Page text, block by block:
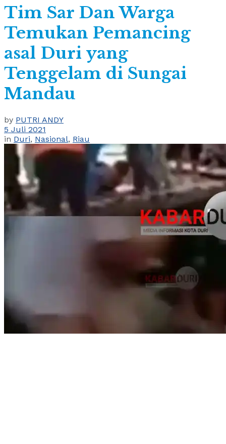
Tim Sar Dan Warga
Temukan Pemancing
asal Duri yang
Tenggelam di Sungai
Mandau
by PUTRI ANDY
5 Juli 2021
in Duri, Nasional, Riau